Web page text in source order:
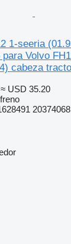
1-seeria
Volvo
cabeza
≈ USD 35.20